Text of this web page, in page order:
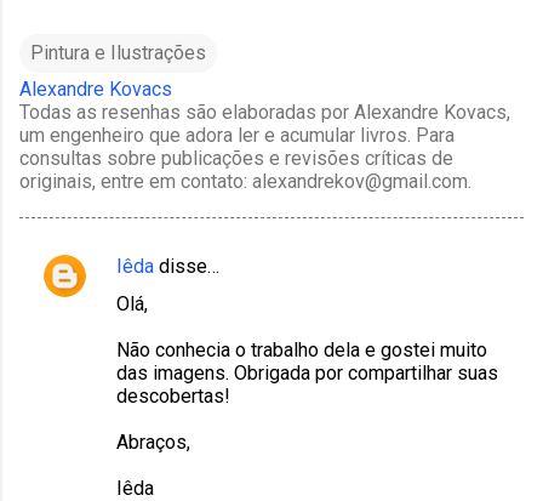
Pintura e Ilustrações
Alexandre Kovacs
Todas as resenhas são elaboradas por Alexandre Kovacs,
um engenheiro que adora ler e acumular livros. Para
consultas sobre publicações e revisões críticas de
originais, entre em contato: alexandrekov@gmail.com.
C
Iêda disse…
Olá,
Não conhecia o trabalho dela e gostei muito
das imagens. Obrigada por compartilhar suas
descobertas!
Abraços,
Iêda